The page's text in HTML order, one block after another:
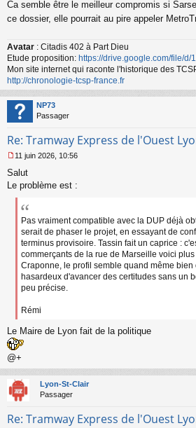
e
s
g
e
n
o
n
l
u
Ca semble être le meilleur compromis si
ce dossier, elle pourrait au pire appeler
Avatar : Citadis 402 à Part Dieu
Etude proposition: https://drive.google.com/file/d/
Mon site internet qui raconte l'historique des
http://chronologie-tcsp-france.fr
NP73
Passager
Re: Tramway Express de l'Ouest
e
s
11 juin 2026, 10:56
Salut
Le problème est :
Pas vraiment compatible avec la DUP déjà
serait de phaser le projet, en essayant de
terminus provisoire. Tassin fait un caprice :
commerçants de la rue de Marseille voici
Craponne, le profil semble quand même bien
hasardeux d'avancer des certitudes sans un
peu précise.
Rémi
Le Maire de Lyon fait de la politique
@+
Lyon-St-Clair
Passager
Re: Tramway Express de l'Ouest